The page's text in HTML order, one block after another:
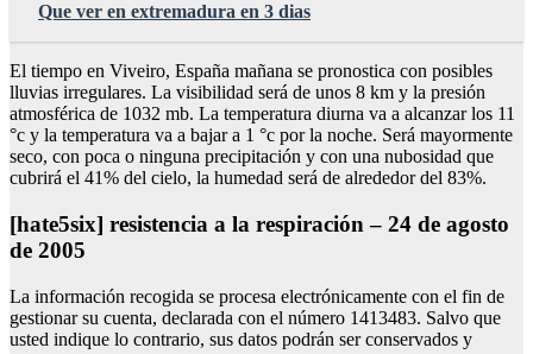
Que ver en extremadura en 3 dias
El tiempo en Viveiro, España mañana se pronostica con posibles
lluvias irregulares. La visibilidad será de unos 8 km y la presión
atmosférica de 1032 mb. La temperatura diurna va a alcanzar los 11
°c y la temperatura va a bajar a 1 °c por la noche. Será mayormente
seco, con poca o ninguna precipitación y con una nubosidad que
cubrirá el 41% del cielo, la humedad será de alrededor del 83%.
[hate5six] resistencia a la respiración – 24 de agosto
de 2005
La información recogida se procesa electrónicamente con el fin de
gestionar su cuenta, declarada con el número 1413483. Salvo que
usted indique lo contrario, sus datos podrán ser conservados y